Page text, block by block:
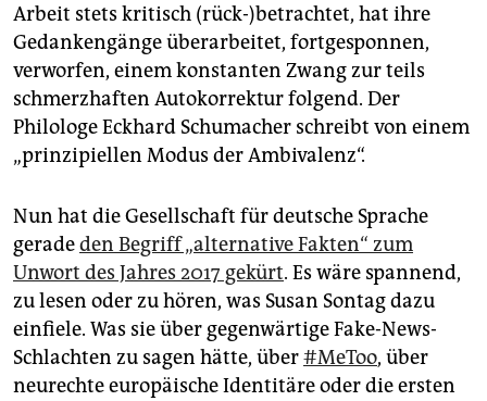
Arbeit stets kritisch (rück-)betrachtet, hat ihre
Gedankengänge überarbeitet, fortgesponnen,
verworfen, einem konstanten Zwang zur teils
schmerzhaften Autokorrektur folgend. Der
Philologe Eckhard Schumacher schreibt von einem
„prinzipiellen Modus der Ambivalenz“.
Nun hat die Gesellschaft für deutsche Sprache
geradeden Begriff „alternative Fakten“ zum
Unwort des Jahres 2017 gekürt. Es wäre spannend,
zu lesen oder zu hören, was Susan Sontag dazu
einfiele. Was sie über gegenwärtige Fake-News-
Schlachten zu sagen hätte, über#MeToo, über
neurechte europäische Identitäre oder die ersten